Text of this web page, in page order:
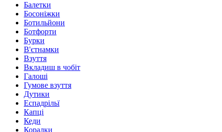
Балетки
Босоніжки
Ботильйони
Ботфорти
Бурки
В'єтнамки
Взуття
Вкладиш в чобіт
Галоші
Гумове взуття
Дутики
Еспадрільї
Капці
Кеди
Коралки